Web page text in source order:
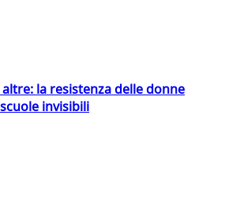
altre: la resistenza delle donne
invisibili